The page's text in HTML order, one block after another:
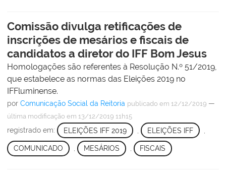
Comissão divulga retificações de
inscrições de mesários e fiscais de
candidatos a diretor do IFF Bom Jesus
Homologações são referentes à Resolução N.º 51/2019,
que estabelece as normas das Eleições 2019 no
IFFluminense.
por Comunicação Social da Reitoria publicado em 12/12/2019 —
última modificação em 13/12/2019 11h15
registrado em: ELEIÇÕES IFF 2019 ELEIÇÕES IFF
COMUNICADO , MESÁRIOS , FISCAIS